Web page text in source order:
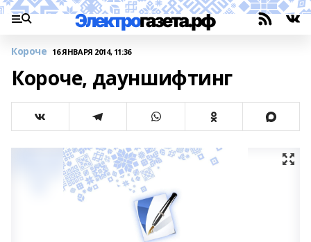
Короче 16 ЯНВАРЯ 2014, 11:36
Короче, дауншифтинг